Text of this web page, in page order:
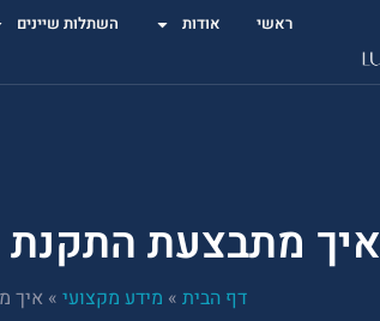
ראשי אודות השתלות שיינים
איך מתבצעת
דף הבית » מידע מקצועי » איך